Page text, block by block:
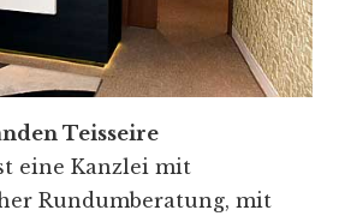
Teisseire
eine Kanzlei mit
Rundumberatung, mit